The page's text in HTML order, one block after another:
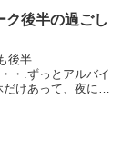
も情けない状態
...
ク後半の過ごし
後半
・.ずっとアルバイ
だけあって、夜にも